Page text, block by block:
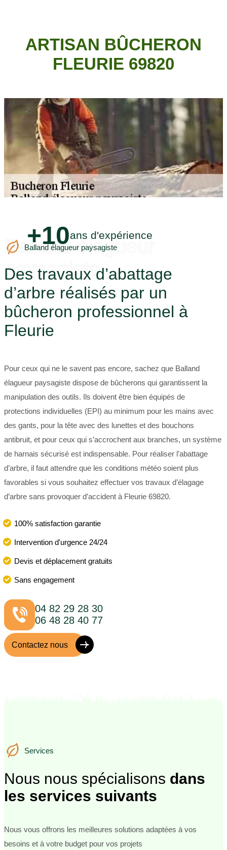
ARTISAN BÛCHERON
FLEURIE 69820
+10ans d'expérience
Balland élagueur paysagiste
Balland élagueur
paysagiste
Des travaux d’abattage
d’arbre réalisés par un
bûcheron professionnel à
Fleurie
Pour ceux qui ne le savent pas encore, sachez que Balland
élagueur paysagiste dispose de bûcherons qui garantissent la
manipulation des outils. Ils doivent être bien équipés de
protections individuelles (EPI) au minimum pour les mains avec
des gants, pour la tête avec des lunettes et des bouchons
antibruit, et pour ceux qui s’accrochent aux branches, un système
de harnais sécurisé est indispensable. Pour réaliser l’abattage
d’arbre, il faut attendre que les conditions météo soient plus
favorables si vous souhaitez effectuer vos travaux d’élagage
d’arbre sans provoquer d’accident à Fleurie 69820.
100% satisfaction garantie
Intervention d'urgence 24/24
Devis et déplacement gratuits
Sans engagement
04 82 29 28 30
06 48 28 40 77
Contactez nous
Services
Services
Nous nous spécialisons dans
les services suivants
Nous vous offrons les meilleures solutions adaptées à vos
besoins et à votre budget pour vos projets